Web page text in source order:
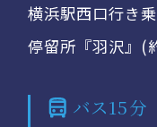
横浜駅西口行き
停留所『羽沢』(
バス15分